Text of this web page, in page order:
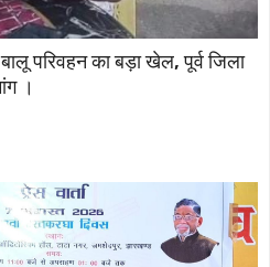
परिवहन का बड़ा खेल, पूर्व जिला
।